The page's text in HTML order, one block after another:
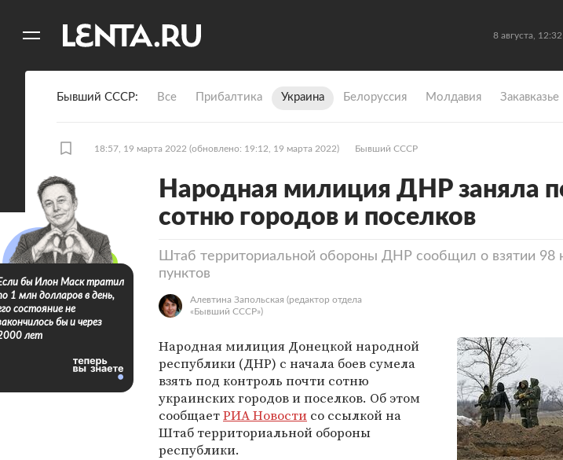
8 августа, 12:32
Бывший СССР Все Прибалтика Украина Белоруссия Молдавия Закавказье
18:57, 19 марта 2022 (обновлено: 19:12, 19 марта 2022) Бывший СССР
Народная милиция ДНР заняла
сотню городов и поселков
Штаб территориальной обороны ДНР сообщил о взятии 98
пунктов
Алевтина Запольская (редактор отдела
«Бывший СССР»)
Народная милиция Донецкой народной
республики (ДНР) с начала боев сумела
взять под контроль почти сотню
украинских городов и поселков. Об этом
сообщаетРИА Новости со ссылкой на
Штаб территориальной обороны
республики.
бы Илон Маск тратил
1 млн долларов в день,
состояние не
бы и через
лет